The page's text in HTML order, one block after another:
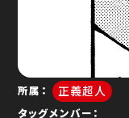
所属 正義超人
タッグメンバー